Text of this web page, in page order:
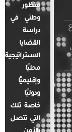
منظور
وطني في
دراسة
القضايا
الاستراتيجية
محليًا
وإقليميًا
ودوليًا
خاصة تلك
التي تتصل